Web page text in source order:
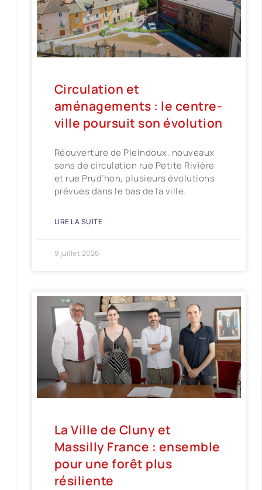
Circulation et
aménagements : le centre-
ville poursuit son évolution
Réouverture de Pleindoux, nouveaux
sens de circulation rue Petite Rivière
et rue Prud’hon, plusieurs évolutions
prévues dans le bas de la ville.
LIRE LA SUITE
9 juillet 2026
La Ville de Cluny et
Massilly France : ensemble
pour une forêt plus
résiliente